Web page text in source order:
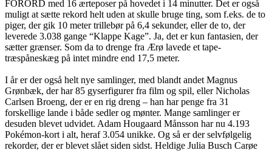
FORORD med 16 ærteposer på hovedet i 14 minutter. Det er også
muligt at sætte rekord helt uden at skulle bruge ting, som f.eks. de to
piger, der gik 10 meter trillebør på 6,4 sekunder, eller de to, der
leverede 3.038 gange “Klappe Kage”. Ja, det er kun fantasien, der
sætter grænser. Som da to drenge fra Ærø lavede et tape-
træspåneskæg på intet mindre end 17,5 meter.
I år er der også helt nye samlinger, med blandt andet Magnus
Grønbæk, der har 85 gyserfigurer fra film og spil, eller Nicholas
Carlsen Broeng, der er en rig dreng – han har penge fra 31
forskellige lande i både sedler og mønter. Mange samlinger er
desuden blevet udvidet. Adam Hougaard Månsson har nu 4.193
Pokémon-kort i alt, heraf 3.054 unikke. Og så er der selvfølgelig
rekorder, der er blevet slået siden sidst. Heldige Julia Busch Carøe